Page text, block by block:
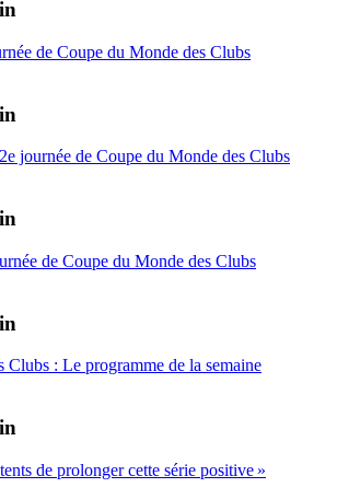
de Coupe du Monde des Clubs
journée de Coupe du Monde des Clubs
de Coupe du Monde des Clubs
Clubs : Le programme de la semaine
de prolonger cette série positive »